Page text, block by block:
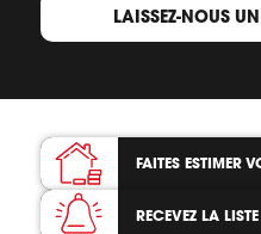
LAISSEZ-NOUS
FAITES ESTIMER
RECEVEZ LA LISTE